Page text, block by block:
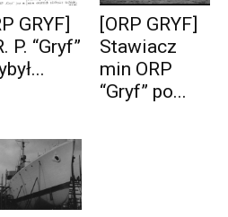
GRYF]
P. “Gryf”
[ORP GRYF]
Stawiacz
min ORP
“Gryf” po...